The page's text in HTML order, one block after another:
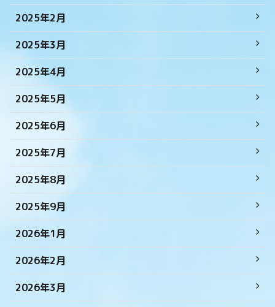
2025年2月
2025年3月
2025年4月
2025年5月
2025年6月
2025年7月
2025年8月
2025年9月
2026年1月
2026年2月
2026年3月